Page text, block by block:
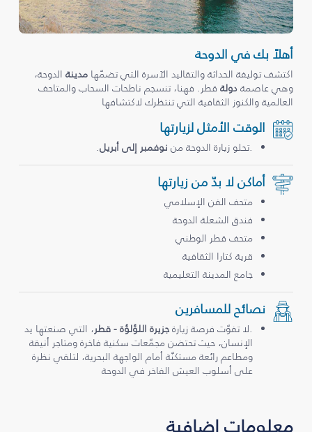
أهلاً بك في الدوحة
اكتشف توليفة الحداثة والتقاليد الآسرة التي تضمّها مدينةالدوحة،
وهي عاصمةدولةقطر. فهنا، تنسجم ناطحات السحاب والمتاحف
العالمية والكنوز الثقافية التي تنتظرك لاكتشافها
الوقت الأمثل لزيارتها
.تحلو زيارة الدوحة من نوفمبر إلى أبريل.
أماكن لا بدّ من زيارتها
متحف الفن الإسلامي
فندق الشعلة الدوحة
متحف قطر الوطني
قرية كتارا الثقافية
جامع المدينة التعليمية
نصائح للمسافرين
.لا تفوّت فرصة زيارةجزيرة اللؤلؤة - قطر، التي صنعتها يد
الإنسان، حيث تحتضن مجمّعات سكنية فاخرة ومتاجر أنيقة
ومطاعم رائعة مستكنّة أمام الواجهة البحرية، لتلقي نظرة
على أسلوب العيش الفاخر في الدوحة
معلومات إضافية